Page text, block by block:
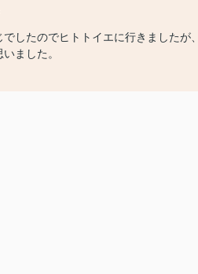
したのでヒトトイエに行きましたが
ました。